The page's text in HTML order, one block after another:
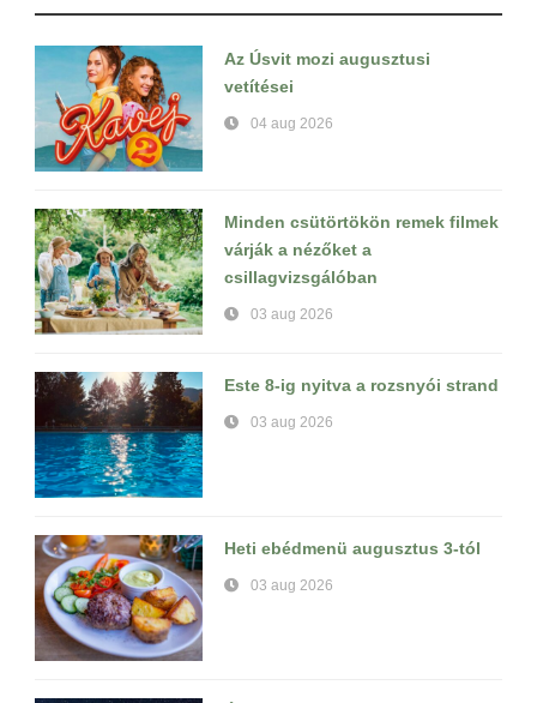
Az Úsvit mozi augusztusi
vetítései
04 aug 2026
Minden csütörtökön remek filmek
várják a nézőket a
csillagvizsgálóban
03 aug 2026
Este 8-ig nyitva a rozsnyói strand
03 aug 2026
Heti ebédmenü augusztus 3-tól
03 aug 2026